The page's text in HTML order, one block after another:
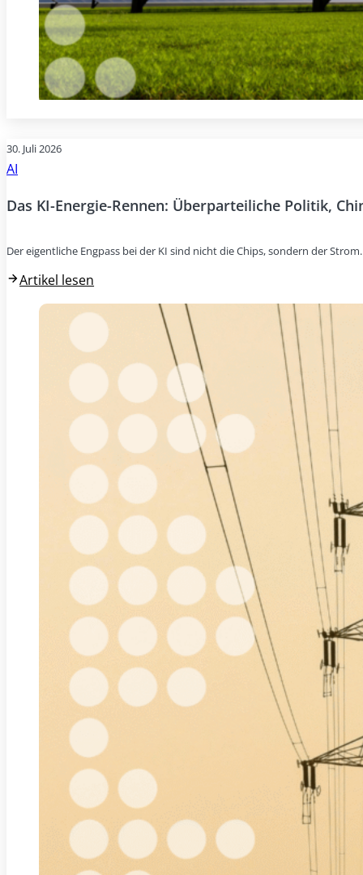
30. Juli 2026
AI
Das KI-Energie-Rennen: Überparteiliche Politik,
Der eigentliche Engpass bei der KI sind nicht die Chips, sondern der
Artikel lesen